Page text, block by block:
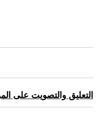
التعليق والتصويت على